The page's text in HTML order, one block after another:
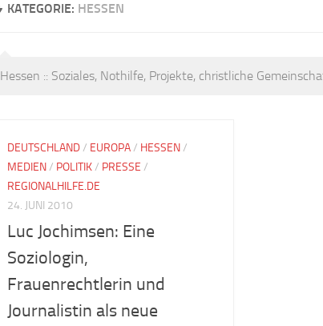
KATEGORIE: HESSEN
Hessen :: Soziales, Nothilfe, Projekte, christliche
DEUTSCHLAND/ EUROPA/ HESSEN/
MEDIEN/ POLITIK/ PRESSE /
REGIONALHILFE.DE
24. JUNI 2010
Luc Jochimsen: Eine
Soziologin,
Frauenrechtlerin und
Journalistin als neue